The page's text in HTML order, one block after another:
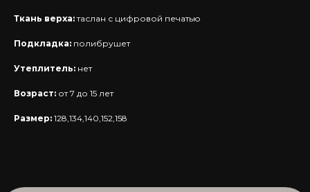
Ткань верха:таслан с цифровой печатью
Подкладка: полибрушет
Утеплитель: нет
Возраст: от 7 до 15 лет
Размер: 128,134,140,152,158
+7 (913) 607-12-55